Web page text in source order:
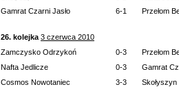
Gamrat Czarni Jasło
6-1 Przełom
26. kolejka 3 czerwca 2010
Zamczysko Odrzykoń
0-3
Przełom
Nafta Jedlicze
0-3
Gamrat
Cosmos Nowotaniec
3-3
Skołyszyn